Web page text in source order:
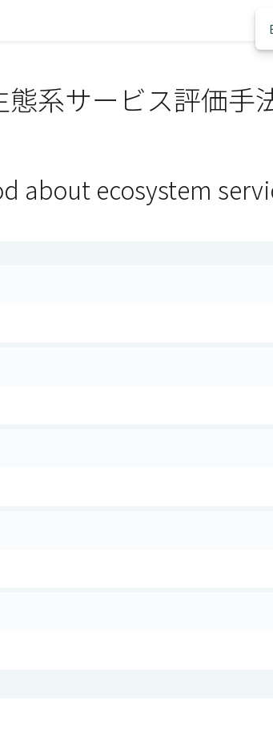
系サービス評価手
about ecosystem